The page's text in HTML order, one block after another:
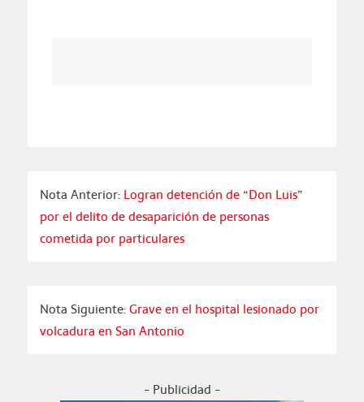
Nota Anterior:Logran detención de “Don Luis”
por el delito de desaparición de personas
cometida por particulares
Nota Siguiente:Grave en el hospital lesionado por
volcadura en San Antonio
- Publicidad -